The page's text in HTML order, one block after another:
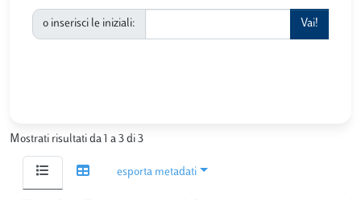
o inserisci le iniziali:
Mostrati risultati da 1 a 3 di 3
esporta metadati